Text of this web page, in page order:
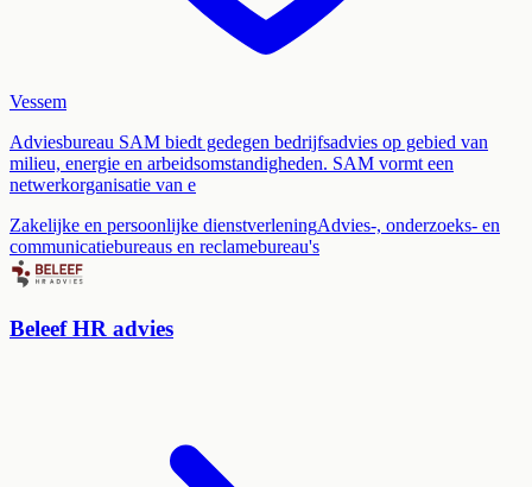
Vessem
Adviesbureau SAM biedt gedegen bedrijfsadvies op gebied van
milieu, energie en arbeidsomstandigheden. SAM vormt een
netwerkorganisatie van e
Zakelijke en persoonlijke dienstverleningAdvies-, onderzoeks- en
communicatiebureaus en reclamebureau's
Beleef HR advies